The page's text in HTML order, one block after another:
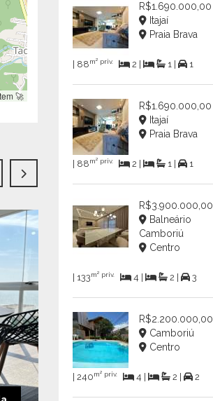
🚀
NOVIDADE
R$1.690.000,00
Itajaí
Praia Brava
| 88m² priv. 2 | 1 | 1
R$1.690.000,00
Itajaí
Praia Brava
| 88m² priv. 2 | 1 | 1
R$3.900.000,00
Balneário
Camboriú
Centro
| 133m² priv. 4 | 2 | 3
R$2.200.000,00
Camboriú
Centro
| 240m² priv. 4 | 2 | 2